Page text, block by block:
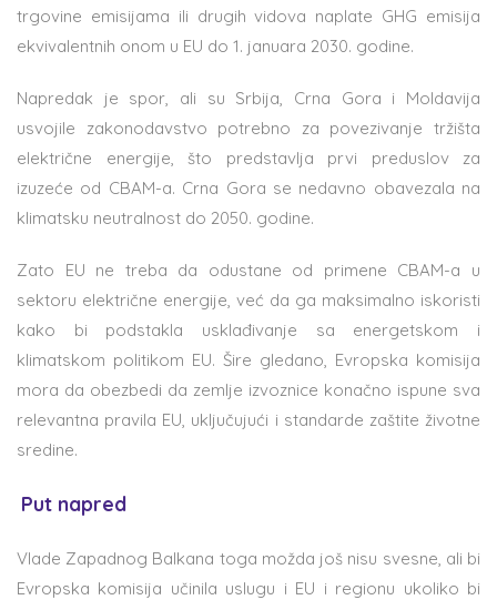
trgovine emisijama ili drugih vidova naplate GHG emisija
ekvivalentnih onom u EU do 1. januara 2030. godine.
Napredak je spor, ali su Srbija, Crna Gora i Moldavija
usvojile zakonodavstvo potrebno za povezivanje tržišta
električne energije, što predstavlja prvi preduslov za
izuzeće od CBAM-a. Crna Gora se nedavno obavezala na
klimatsku neutralnost do 2050. godine.
Zato EU ne treba da odustane od primene CBAM-a u
sektoru električne energije, već da ga maksimalno iskoristi
kako bi podstakla usklađivanje sa energetskom i
klimatskom politikom EU. Šire gledano, Evropska komisija
mora da obezbedi da zemlje izvoznice konačno ispune sva
relevantna pravila EU, uključujući i standarde zaštite životne
sredine.
Put napred
Vlade Zapadnog Balkana toga možda još nisu svesne, ali bi
Evropska komisija učinila uslugu i EU i regionu ukoliko bi